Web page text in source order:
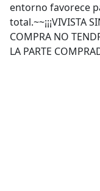
entorno favorece
total.~~¡¡¡VIVISTA
COMPRA NO
LA PARTE